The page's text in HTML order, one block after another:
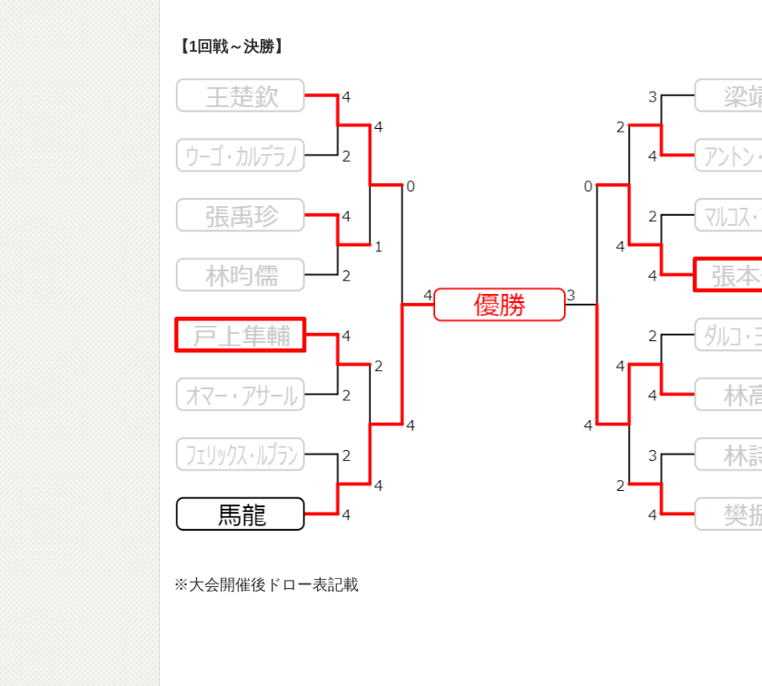
【1回戦～決勝】
※大会開催後ドロー表記載